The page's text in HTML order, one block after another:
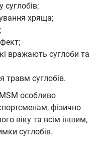
суглобів;
хряща;
вражають суглоби та
травм суглобів.
особливо
фізично
віку та всім іншим,
суглобів.